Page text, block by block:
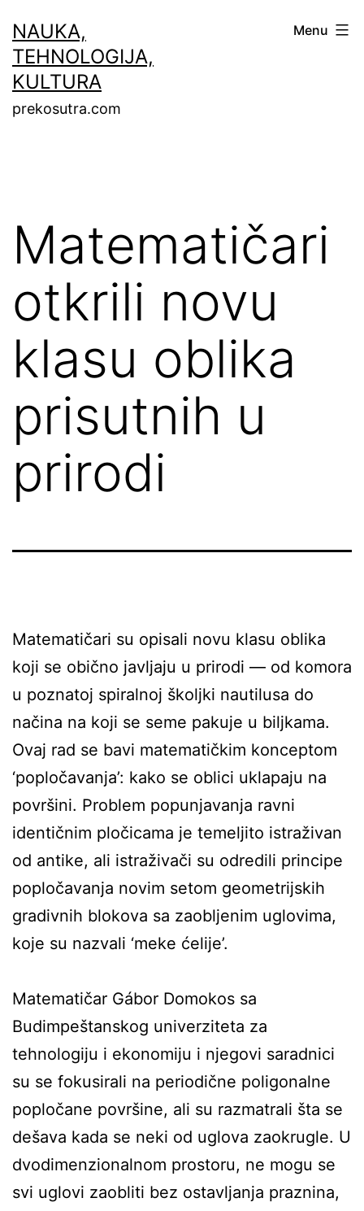
to
content
NAUKA,
TEHNOLOGIJA,
KULTURA
prekosutra.com
Menu
Matematičari
otkrili novu
klasu oblika
prisutnih u
prirodi
Matematičari su opisali novu klasu oblika
koji se obično javljaju u prirodi — od komora
u poznatoj spiralnoj školjki nautilusa do
načina na koji se seme pakuje u biljkama.
Ovaj rad se bavi matematičkim konceptom
‘popločavanja’: kako se oblici uklapaju na
površini. Problem popunjavanja ravni
identičnim pločicama je temeljito istraživan
od antike, ali istraživači su odredili principe
popločavanja novim setom geometrijskih
gradivnih blokova sa zaobljenim uglovima,
koje su nazvali ‘meke ćelije’.
Matematičar Gábor Domokos sa
Budimpeštanskog univerziteta za
tehnologiju i ekonomiju i njegovi saradnici
su se fokusirali na periodične poligonalne
popločane površine, ali su razmatrali šta se
dešava kada se neki od uglova zaokrugle. U
dvodimenzionalnom prostoru, ne mogu se
svi uglovi zaobliti bez ostavljanja praznina,